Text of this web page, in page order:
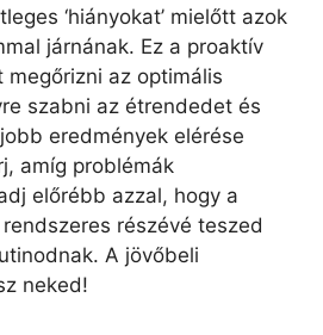
‘hiányokat’ mielőtt azok
járnának. Ez a proaktív
megőrizni az optimális
szabni az étrendedet és
eredmények elérése
amíg problémák
előrébb azzal, hogy a
részévé teszed
A jövőbeli
neked!